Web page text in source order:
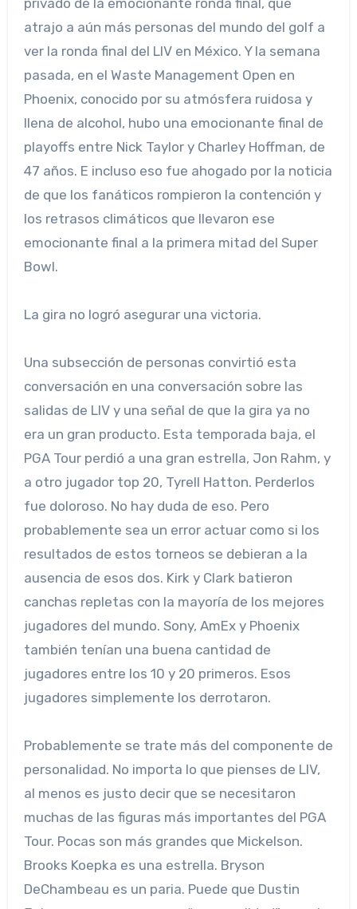
atrajo a aún más personas del mundo del golf a
ver la ronda final del LIV en México. Y la semana
pasada, en el Waste Management Open en
Phoenix, conocido por su atmósfera ruidosa y
llena de alcohol, hubo una emocionante final de
playoffs entre Nick Taylor y Charley Hoffman, de
47 años. E incluso eso fue ahogado por la noticia
de que los fanáticos rompieron la contención y
los retrasos climáticos que llevaron ese
emocionante final a la primera mitad del Super
Bowl.
La gira no logró asegurar una victoria.
Una subsección de personas convirtió esta
conversación en una conversación sobre las
salidas de LIV y una señal de que la gira ya no
era un gran producto. Esta temporada baja, el
PGA Tour perdió a una gran estrella, Jon Rahm, y
a otro jugador top 20, Tyrell Hatton. Perderlos
fue doloroso. No hay duda de eso. Pero
probablemente sea un error actuar como si los
resultados de estos torneos se debieran a la
ausencia de esos dos. Kirk y Clark batieron
canchas repletas con la mayoría de los mejores
jugadores del mundo. Sony, AmEx y Phoenix
también tenían una buena cantidad de
jugadores entre los 10 y 20 primeros. Esos
jugadores simplemente los derrotaron.
Probablemente se trate más del componente de
personalidad. No importa lo que pienses de LIV,
al menos es justo decir que se necesitaron
muchas de las figuras más importantes del PGA
Tour. Pocas son más grandes que Mickelson.
Brooks Koepka es una estrella. Bryson
DeChambeau es un paria. Puede que Dustin